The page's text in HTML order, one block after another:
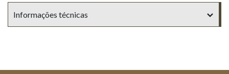
Informações técnicas